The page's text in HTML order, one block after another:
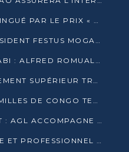
MAMADI DOUMBOUYA DISTINGUÉ PAR LE PRIX « SUPER GRAND BÂTISSEUR BABACAR N’DIAYE »
BOTSWANA : L’ANCIEN PRÉSIDENT FESTUS MOGAE EST MORT À 86 ANS
UNIVERSITÉ MARIEN NGOUABI : ALFRED ROMUALD NGUYA POATY SOUTIENT UNE THÈSE SUR LE PARADOXE DE LA CROISSANCE EN ZONE CEMAC
LA MINISTRE DE L’ENSEIGNEMENT SUPÉRIEUR TRACE SA FEUILLE DE ROUTE
RENATURA ÉVEILLE LES FAMILLES DE CONGO TERMINAL À LA PROTECTION DE L’ENVIRONNEMENT
TRANSPORT HORS GABARIT : AGL ACCOMPAGNE LE DÉVELOPPEMENT DU SECTEUR BRASSICOLE AU CONGO
BACCALAURÉAT TECHNIQUE ET PROFESSIONNEL : 16 352 CANDIDATS LANCÉS DANS LES ÉPREUVES D’EPS